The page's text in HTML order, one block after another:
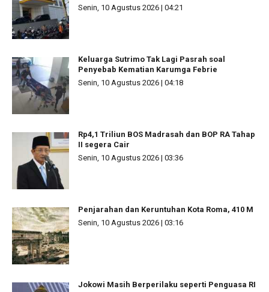
Senin, 10 Agustus 2026 | 04:21
Keluarga Sutrimo Tak Lagi Pasrah soal
Penyebab Kematian Karumga Febrie
Senin, 10 Agustus 2026 | 04:18
Rp4,1 Triliun BOS Madrasah dan BOP RA Tahap
II segera Cair
Senin, 10 Agustus 2026 | 03:36
Penjarahan dan Keruntuhan Kota Roma, 410 M
Senin, 10 Agustus 2026 | 03:16
Jokowi Masih Berperilaku seperti Penguasa RI